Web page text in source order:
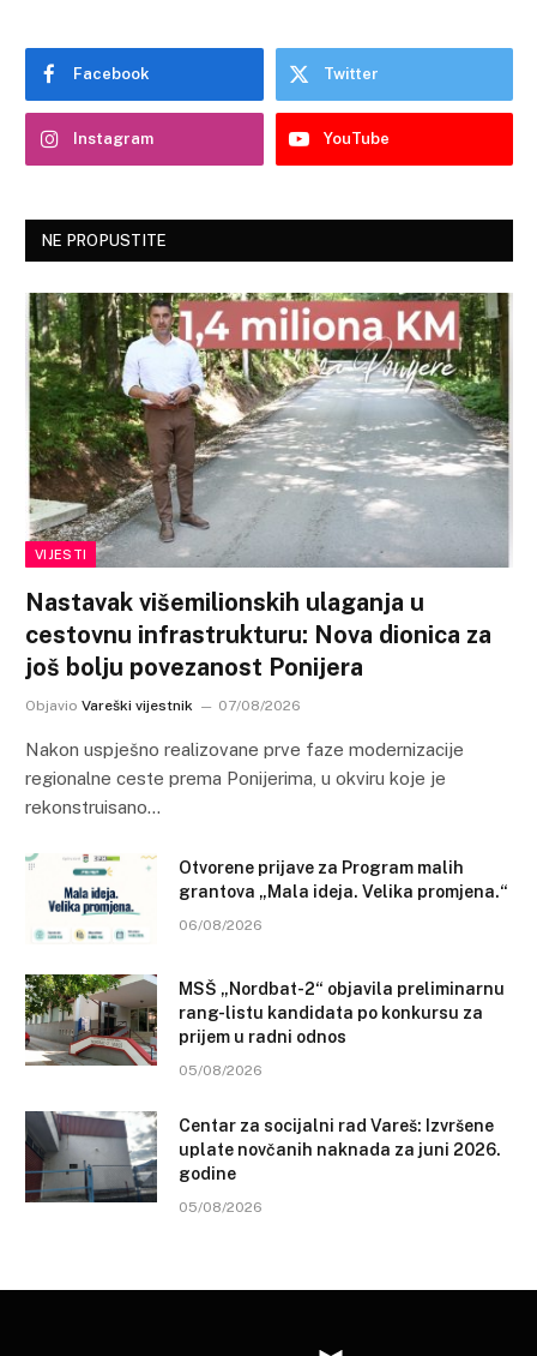
Facebook Twitter
Instagram YouTube
NE PROPUSTITE
VIJESTI
Nastavak višemilionskih ulaganja u
cestovnu infrastrukturu: Nova dionica za
još bolju povezanost Ponijera
Objavio Vareški vijestnik 07/08/2026
Nakon uspješno realizovane prve faze modernizacije
regionalne ceste prema Ponijerima, u okviru koje je
rekonstruisano…
Otvorene prijave za Program malih
grantova „Mala ideja. Velika promjena.“
06/08/2026
MSŠ „Nordbat-2“ objavila preliminarnu
rang-listu kandidata po konkursu za
prijem u radni odnos
05/08/2026
Centar za socijalni rad Vareš: Izvršene
uplate novčanih naknada za juni 2026.
godine
05/08/2026